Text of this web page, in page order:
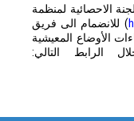
لمنظمة
الى فريق
الأوضاع المعيشية
التالي: